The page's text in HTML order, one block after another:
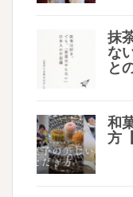
抹
な
と
和
方